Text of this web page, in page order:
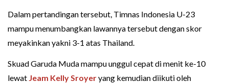
Dalam pertandingan tersebut, Timnas Indonesia U-23
mampu menumbangkan lawannya tersebut dengan skor
meyakinkan yakni 3-1 atas Thailand.
Skuad Garuda Muda mampu unggul cepat di menit ke-10
lewat Jeam Kelly Sroyeryang kemudian diikuti oleh